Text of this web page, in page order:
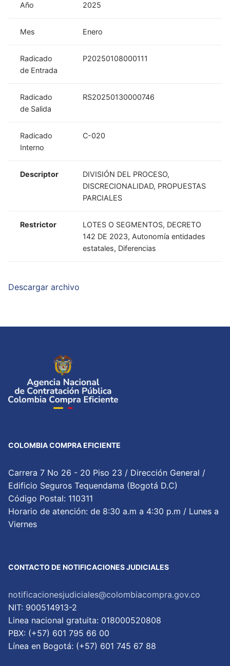
Año 2025
Mes Enero
Radicado
de Entrada
P20250108000111
Radicado
de Salida
RS20250130000746
Radicado
Interno
C-020
Descriptor
DIVISIÓN DEL PROCESO,
DISCRECIONALIDAD, PROPUESTAS
PARCIALES
Restrictor
LOTES O SEGMENTOS, DECRETO
142 DE 2023, Autonomía entidades
estatales, Diferencias
Descargar archivo
COLOMBIA COMPRA EFICIENTE
Carrera 7 No 26 - 20 Piso 23 / Dirección General /
Edificio Seguros Tequendama (Bogotá D.C)
Código Postal: 110311
Horario de atención: de 8:30 a.m a 4:30 p.m / Lunes a
Viernes
CONTACTO DE NOTIFICACIONES JUDICIALES
notificacionesjudiciales@colombiacompra.gov.co
NIT: 900514913-2
Linea nacional gratuita: 018000520808
PBX: (+57) 601 795 66 00
Lí­nea en Bogotá: (+57) 601 745 67 88